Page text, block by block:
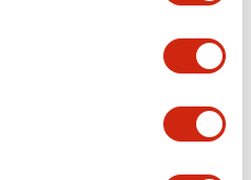
サリ］ LB/A6・LW シリーズ